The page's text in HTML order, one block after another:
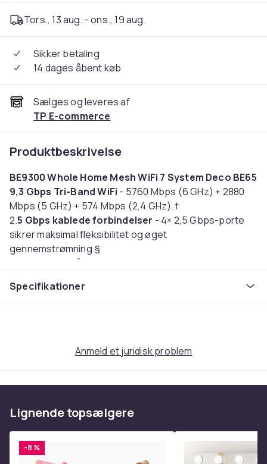
Tors., 13 aug. - ons., 19 aug.
Sikker betaling
14 dages åbent køb
Sælges og leveres af
TP E-commerce
Produktbeskrivelse
BE9300 Whole Home Mesh WiFi 7 System Deco BE65
9,3 Gbps Tri-Band WiFi - 5760 Mbps (6 GHz) + 2880
Mbps (5 GHz) + 574 Mbps (2,4 GHz).†
2.5 Gbps kablede forbindelser - 4× 2,5 Gbps-porte
sikrer maksimal fleksibilitet og øget
gennemstrømning.§
Kombineret trådløs og kablet backhaul
for at forbedre det samlede gennemløb og reducere
øge gennemstrømningen, reducere ventetiden og
hurtigst mulige hastigheder.△
Fungerer på 6 GHz-båndet
overbelastning med greenfield-spektrum og leverer
robuste højhastighedsforbindelser.△
Specifikationer
Anmeld et juridisk problem
Lignende topsælgere
-8 %